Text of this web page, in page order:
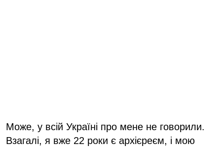
Може, у всій Україні про мене не говорили.
Взагалі, я вже 22 роки є архієреєм, і мою